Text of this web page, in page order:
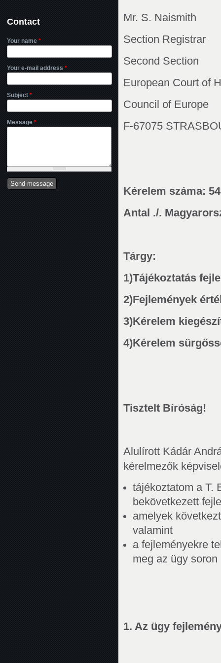
Mr. S. Naismith
Section Registrar
Second Section
European Court of
Council of Europe
F-67075
Kérelem száma:
Antal ./.
Tárgy:
1)Tájékoztatás
2)Fejlemények
3)Kérelem
4)Kérelem
Tisztelt Bíróság!
Alulírott Kádár
kérelmezők
tájékoztatom a T.
bekövetkezett
amelyek
valamint
a fejleményekre
meg az ügy
1. Az ügy
Contact
Your name *
Your e-mail address *
Subject *
Message *